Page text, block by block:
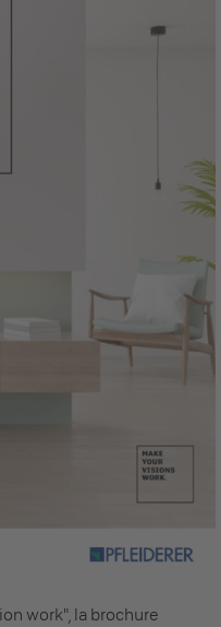
work", la brochure